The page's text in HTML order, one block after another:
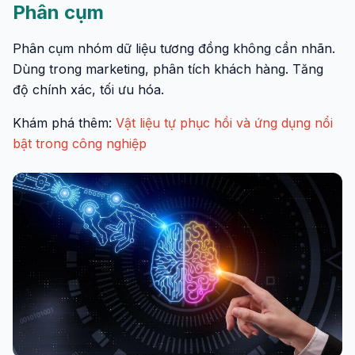
Phân cụm
Phân cụm nhóm dữ liệu tương đồng không cần nhãn.
Dùng trong marketing, phân tích khách hàng. Tăng
độ chính xác, tối ưu hóa.
Khám phá thêm: Vật liệu tự phục hồi và ứng dụng nổi
bật trong công nghiệp